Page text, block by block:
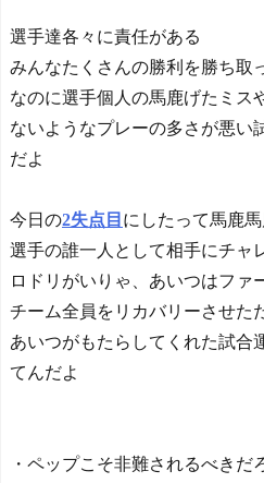
選手達各々に責任がある
みんなたくさんの勝利を勝ち取
なのに選手個人の馬鹿げたミス
ないようなプレーの多さが悪い
だよ
今日の2失点目 にしたって馬鹿
選手の誰一人として相手にチャ
ロドリがいりゃ、あいつはファ
チーム全員をリカバリーさせた
あいつがもたらしてくれた試合
てんだよ
・ペップこそ非難されるべきだ